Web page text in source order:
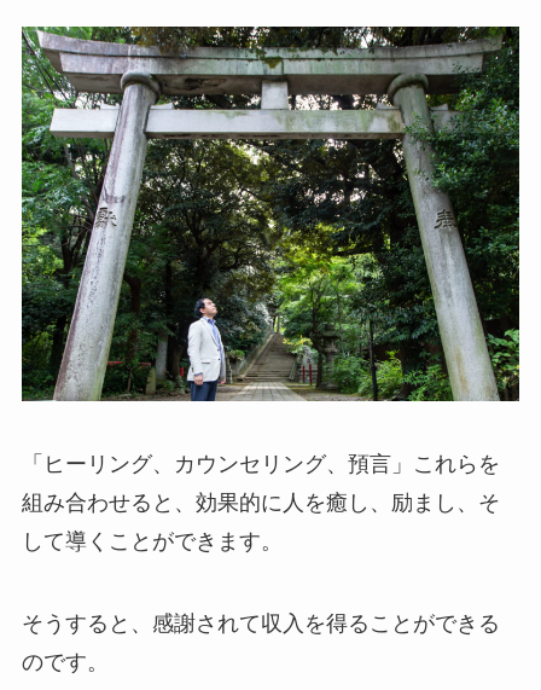
「ヒーリング、カウンセリング、預言」これらを
組み合わせると、効果的に人を癒し、励まし、そ
して導くことができます。
そうすると、感謝されて収入を得ることができる
のです。